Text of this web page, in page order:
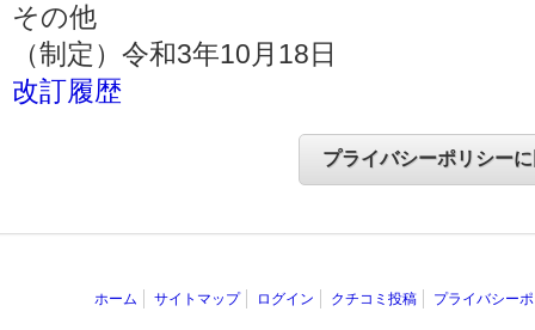
その他
（制定）令和3年10月18日
改訂履歴
ホーム サイトマップ ログイン クチコミ投稿 プライバシー